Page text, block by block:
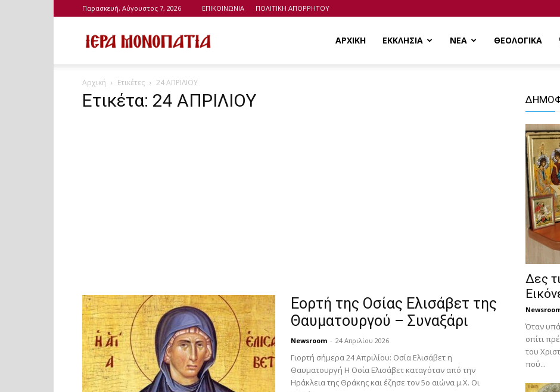
Παρασκευή, Αύγουστος 7, 2026 ΕΠΙΚΟΙΝΩΝΙΑ ΠΟΛΙΤΙΚΗ ΑΠΟΡΡΗΤΟΥ
ΑΡΧΙΚΗ ΕΚΚΛΗΣΙΑ ΝΕΑ ΘΕΟΛΟΓΙΚΑ
Αρχική Ετικέτες 24 ΑΠΡΙΛΙΟΥ
Ετικέτα: 24 ΑΠΡΙΛΙΟΥ
Εορτή της Οσίας Ελισάβετ της
Θαυματουργού – Συναξάρι
Newsroom - 24 Απριλίου 2026
Γιορτή σήμερα 24 Απριλίου: Οσία Ελισάβετ η
Θαυματουργή Η Οσία Ελισάβετ καταγόταν από την
Ηράκλεια της Θράκης και έζησε τον 5ο αιώνα μ.Χ. Οι
Δες
Όταν
σπίτι
του
πού...